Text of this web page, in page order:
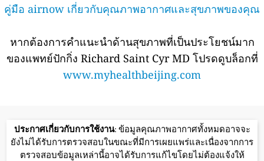
คู่มือ airnow เกี่ยวกับคุณภาพอากาศและสุขภาพของคุณ
หากต้องการคำแนะนำด้านสุขภาพที่เป็นประโยชน์มาก
ของแพทย์ปักกิ่ง Richard Saint Cyr MD โปรดดูบล็อกที่
www.myhealthbeijing.com
ประกาศเกี่ยวกับการใช้งาน: ข้อมูลคุณภาพอากาศทั้งหมดอาจจะ
ยังไม่ได้รับการตรวจสอบในขณะที่มีการเผยแพร่และเนื่องจากการ
ตรวจสอบข้อมูลเหล่านี้อาจได้รับการแก้ไขโดยไม่ต้องแจ้งให้